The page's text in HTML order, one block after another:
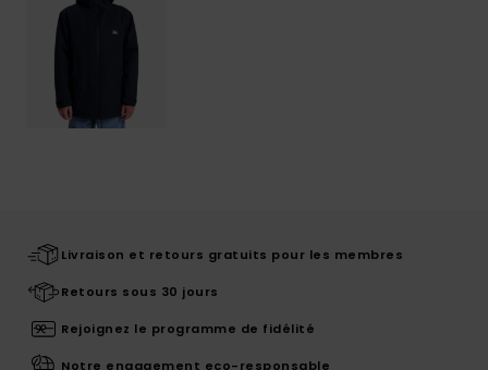
Livraison et retours gratuits pour les membres
Retours sous 30 jours
Rejoignez le programme de fidélité
Notre engagement eco-responsable